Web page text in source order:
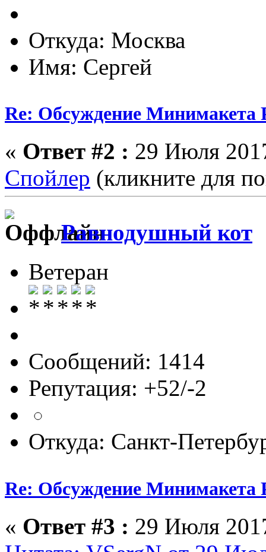
Откуда: Москва
Имя: Сергей
Re: Обсуждение Минимакета
« Ответ #2 : 29 Июля
Спойлер (кликните для
Равнодушный кот
Ветеран
Сообщений: 1414
Репутация: +52/-2
Откуда: Санкт-
Re: Обсуждение Минимакета
« Ответ #3 : 29 Июля